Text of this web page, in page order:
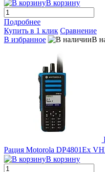
В корзину
Подробнее
Купить в 1 клик Сравнение
В избранное
В
Рация Motorola DP4801Ex
В корзину